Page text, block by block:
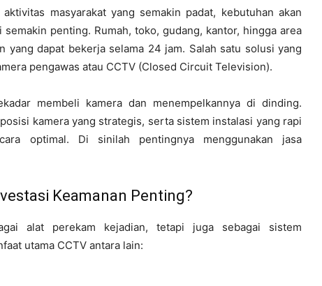
masyarakat yang semakin padat, kebutuhan akan
penting. Rumah, toko, gudang, kantor, hingga area
yang dapat bekerja selama 24 jam. Salah satu solusi yang
pengawas atau CCTV (Closed Circuit Television).
membeli kamera dan menempelkannya di dinding.
kamera yang strategis, serta sistem instalasi yang rapi
optimal. Di sinilah pentingnya menggunakan jasa
Keamanan Penting?
alat perekam kejadian, tetapi juga sebagai sistem
utama CCTV antara lain: